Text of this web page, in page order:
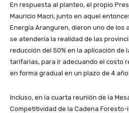
En respuesta al planteo, el propio
Mauricio Macri, junto en aquel
Energía Aranguren, dieron uno de los
se atendería la realidad de las
reducción del 50% en la aplicación de
tarifarias, para ir adecuando el costo
en forma gradual en un plazo de 4
Incluso, en la cuarta reunión de la
Competitividad de la Cadena